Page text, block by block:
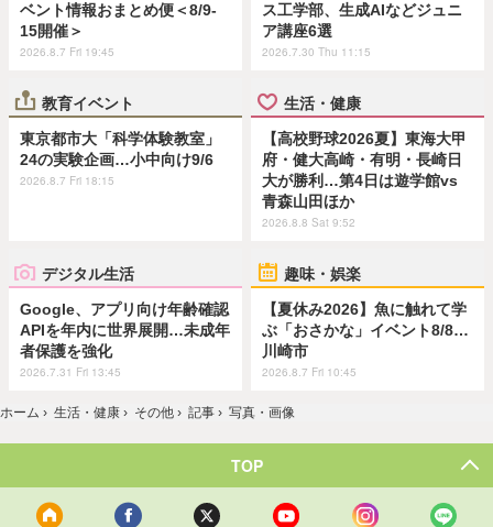
ベント情報おまとめ便＜8/9-
15開催＞
2026.8.7 Fri 19:45
ス工学部、生成AIなどジュニ
ア講座6選
2026.7.30 Thu 11:15
教育イベント
東京都市大「科学体験教室」
24の実験企画…小中向け9/6
2026.8.7 Fri 18:15
生活・健康
【高校野球2026夏】東海大甲
府・健大高崎・有明・長崎日
大が勝利…第4日は遊学館vs
青森山田ほか
2026.8.8 Sat 9:52
デジタル生活
Google、アプリ向け年齢確認
APIを年内に世界展開…未成年
者保護を強化
2026.7.31 Fri 13:45
趣味・娯楽
【夏休み2026】魚に触れて学
ぶ「おさかな」イベント8/8…
川崎市
2026.8.7 Fri 10:45
ホーム › 生活・健康 › その他 › 記事 › 写真・画像
TOP